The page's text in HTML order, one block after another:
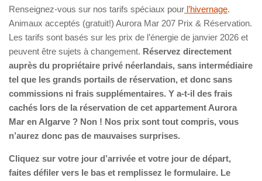
Renseignez-vous sur nos tarifs spéciaux pour l’hivernage.
Animaux acceptés (gratuit!) Aurora Mar 207 Prix & Réservation.
Les tarifs sont basés sur les prix de l’énergie de janvier 2026 et
peuvent être sujets à changement. Réservez directement
auprès du propriétaire privé néerlandais, sans intermédiaire
tel que les grands portails de réservation, et donc sans
commissions ni frais supplémentaires. Y a-t-il des frais
cachés lors de la réservation de cet appartement Aurora
Mar en Algarve ? Non ! Nos prix sont tout compris, vous
n’aurez donc pas de mauvaises surprises.
Cliquez sur votre jour d’arrivée et votre jour de départ,
faites défiler vers le bas et remplissez le formulaire. Le